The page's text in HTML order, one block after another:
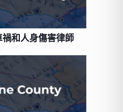
禍和人身傷害律師